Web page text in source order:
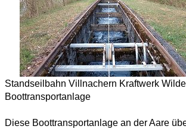
Standseilbahn Villnachern Kraftwerk
Boottransportanlage
Diese Boottransportanlage an der Aare